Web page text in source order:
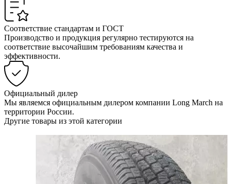
Соответствие стандартам и ГОСТ
Производство и продукция регулярно тестируются на
соответствие высочайшим требованиям качества и
эффективности.
Официальный дилер
Мы являемся официальным дилером компании Long March на
территории России.
Другие товары из этой категории